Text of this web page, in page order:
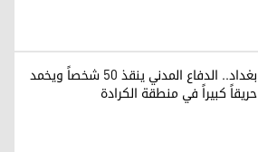
بغداد.. الدفاع المدني ينقذ 50 شخصاً ويخمد
حريقاً كبيراً في منطقة الكرادة